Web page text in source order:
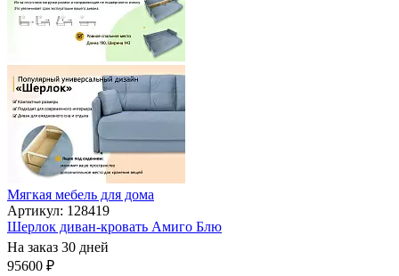
Мягкая мебель для дома
Артикул: 128419
Шерлок диван-кровать Амиго Блю
На заказ 30 дней
95600 ₽